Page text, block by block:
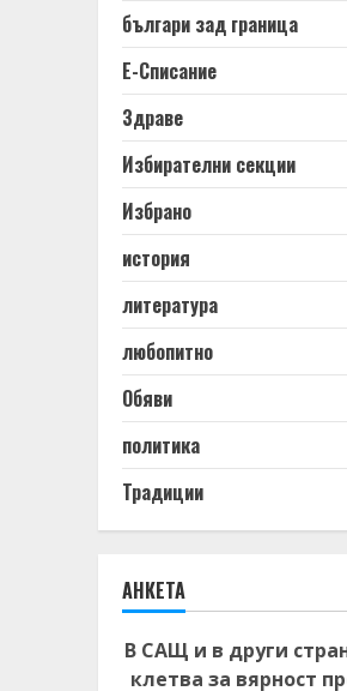
българи зад граница
Е-Списание
Здраве
Избирателни секции
Избрано
история
литература
любопитно
Обяви
политика
Традиции
АНКЕТА
В САЩ и в други
клетва за вярност